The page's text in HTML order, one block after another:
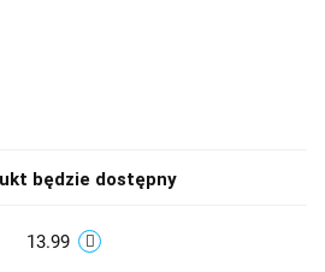
będzie dostępny
13.99